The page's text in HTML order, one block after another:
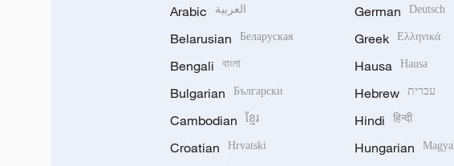
Arabic العربية
Belarusian Беларуская
Bengali বাংলা
Bulgarian Български
Cambodian ខ្មែរ
Croatian Hrvatski
German Deutsch
Greek Ελληνικά
Hausa Hausa
Hebrew עברית
Hindi हिन्दी
Hungarian